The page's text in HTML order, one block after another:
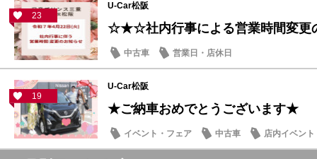
23
U-Car松阪
☆★☆社内行事による営業時間変
中古車 営業日・店休日
19
U-Car松阪
★ご納車おめでとうございます★
イベント・フェア 中古車 店内イベント